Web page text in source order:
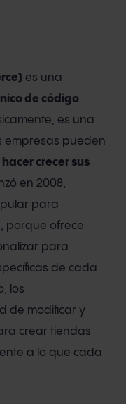
es una
de código
es una
empresas pueden
crecer sus
en 2008,
para
porque ofrece
para
de cada
los
de modificar y
crear tiendas
a lo que cada